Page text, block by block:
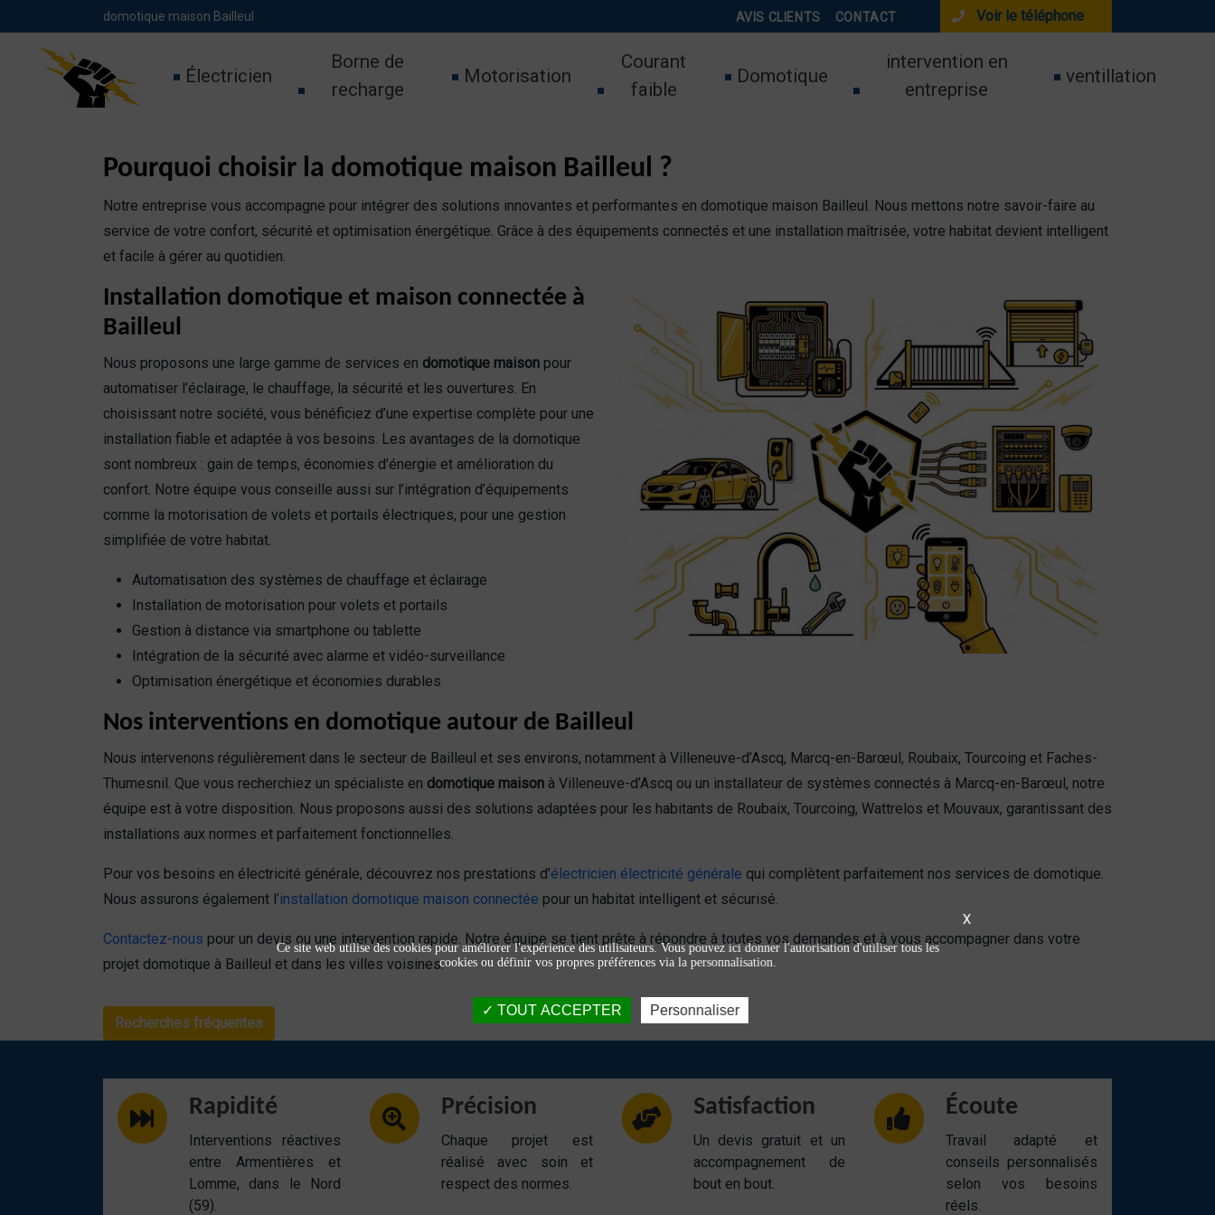
domotique maison Bailleul AVIS CLIENTS CONTACT Voir le téléphone
Électricien
Borne de
recharge
Motorisation
Courant
faible
Domotique
intervention en
entreprise
ventillation
Pourquoi choisir la domotique maison Bailleul ?
Notre entreprise vous accompagne pour intégrer des solutions innovantes et performantes en domotique maison Bailleul. Nous mettons notre savoir-faire au
service de votre confort, sécurité et optimisation énergétique. Grâce à des équipements connectés et une installation maîtrisée, votre habitat devient intelligent
et facile à gérer au quotidien.
Installation domotique et maison connectée à
Bailleul
Nous proposons une large gamme de services en domotique maison pour
automatiser l’éclairage, le chauffage, la sécurité et les ouvertures. En
choisissant notre société, vous bénéficiez d’une expertise complète pour une
installation fiable et adaptée à vos besoins. Les avantages de la domotique
sont nombreux : gain de temps, économies d’énergie et amélioration du
confort. Notre équipe vous conseille aussi sur l’intégration d’équipements
comme la motorisation de volets et portails électriques, pour une gestion
simplifiée de votre habitat.
Automatisation des systèmes de chauffage et éclairage
Installation de motorisation pour volets et portails
Gestion à distance via smartphone ou tablette
Intégration de la sécurité avec alarme et vidéo-surveillance
Optimisation énergétique et économies durables
Nos interventions en domotique autour de Bailleul
Nous intervenons régulièrement dans le secteur de Bailleul et ses environs, notamment à Villeneuve-d’Ascq, Marcq-en-Barœul, Roubaix, Tourcoing et Faches-
Thumesnil. Que vous recherchiez un spécialiste en domotique maison à Villeneuve-d’Ascq ou un installateur de systèmes connectés à Marcq-en-Barœul, notre
équipe est à votre disposition. Nous proposons aussi des solutions adaptées pour les habitants de Roubaix, Tourcoing, Wattrelos et Mouvaux, garantissant des
installations aux normes et parfaitement fonctionnelles.
Pour vos besoins en électricité générale, découvrez nos prestations d’électricien électricité générale qui complètent parfaitement nos services de domotique.
Nous assurons également l’installation domotique maison connectée pour un habitat intelligent et sécurisé.
Contactez-nous pour un devis ou une intervention rapide. Notre équipe se tient prête à répondre à toutes vos demandes et à vous accompagner dans votre
projet domotique à Bailleul et dans les villes voisines.
Recherches fréquentes
Rapidité
Interventions réactives
entre Armentières et
Lomme, dans le Nord
(59).
Précision
Chaque projet est
réalisé avec soin et
respect des normes.
Satisfaction
Un devis gratuit et un
accompagnement de
bout en bout.
Écoute
Travail adapté et
conseils personnalisés
selon vos besoins
réels.
Panneau de gestion des cookies
X
Ce site web utilise des cookies pour améliorer l'expérience des utilisateurs. Vous pouvez ici donner l'autorisation d'utiliser tous les
cookies ou définir vos propres préférences via la personnalisation.
TOUT ACCEPTER Personnaliser